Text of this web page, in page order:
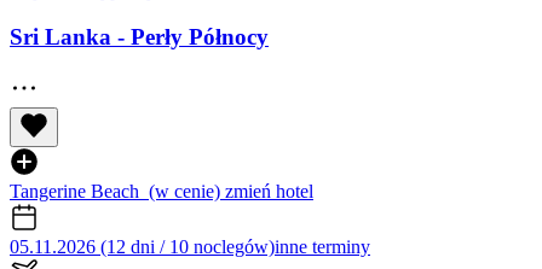
Sri Lanka - Perły Północy
Tangerine Beach (w cenie) zmień hotel
05.11.2026 (12 dni / 10 noclegów)inne terminy